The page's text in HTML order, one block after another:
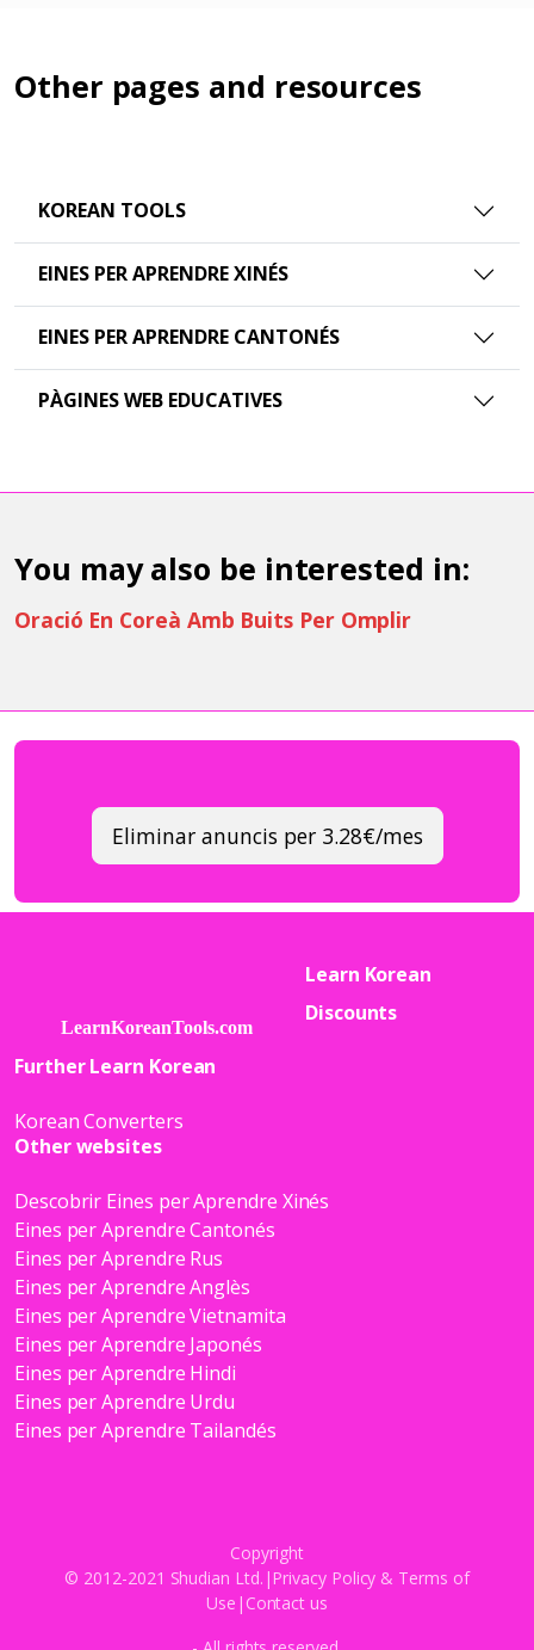
Other pages and resources
KOREAN TOOLS
EINES PER APRENDRE XINÉS
EINES PER APRENDRE CANTONÉS
PÀGINES WEB EDUCATIVES
You may also be interested in:
Oració En Coreà Amb Buits Per Omplir
Eliminar anuncis per 3.28€/mes
Learn Korean
Discounts
Further Learn Korean
Korean Converters
Other websites
Descobrir Eines per Aprendre Xinés
Eines per Aprendre Cantonés
Eines per Aprendre Rus
Eines per Aprendre Anglès
Eines per Aprendre Vietnamita
Eines per Aprendre Japonés
Eines per Aprendre Hindi
Eines per Aprendre Urdu
Eines per Aprendre Tailandés
Copyright
© 2012-2021 Shudian Ltd.|Privacy Policy & Terms of
Use | Contact us